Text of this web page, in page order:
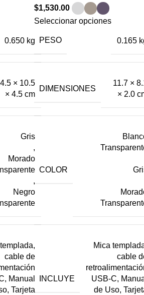
0.650 kg
× 10.5
× 4.5 cm
Gris
,
Morado
,
Negro
cable de
Manual
Tarjeta
$1,530.00
Seleccionar opciones
PESO 0.165
DIMENSIONES
11.7 ×
× 2.0
COLOR
INCLUYE
Mica
cable
USB-C,
de Uso,